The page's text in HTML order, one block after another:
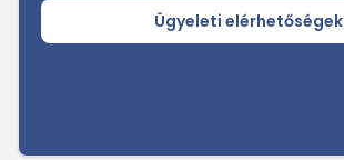
Ügyeleti elérhetőségek